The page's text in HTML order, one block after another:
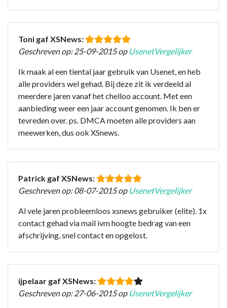
Toni gaf XSNews:
Geschreven op: 25-09-2015 op UsenetVergelijker
Ik maak al een tiental jaar gebruik van Usenet, en heb
alle providers wel gehad. Bij deze zit ik verdeeld al
meerdere jaren vanaf het chelloo account. Met een
aanbieding weer een jaar account genomen. Ik ben er
tevreden over. ps. DMCA moeten alle providers aan
meewerken, dus ook XSnews.
Patrick gaf XSNews:
Geschreven op: 08-07-2015 op UsenetVergelijker
Al vele jaren probleemloos xsnews gebruiker (elite). 1x
contact gehad via mail ivm hoogte bedrag van een
afschrijving, snel contact en opgelost.
ijpelaar gaf XSNews:
Geschreven op: 27-06-2015 op UsenetVergelijker